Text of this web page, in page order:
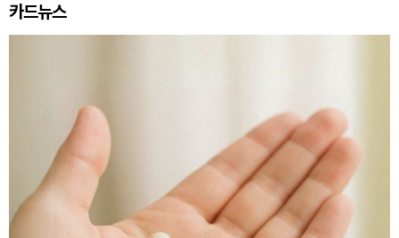
카드뉴스